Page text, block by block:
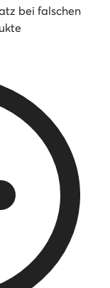
bei falschen